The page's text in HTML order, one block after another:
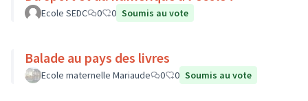
Ecole SEDC 0 0 Soumis au vote
Balade au pays des livres
Ecole maternelle Mariaude 0 0 Soumis au vote